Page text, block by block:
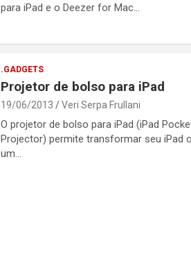
para iPad e o Deezer for Mac…
.GADGETS
Projetor de bolso para iPad
19/06/2013 Veri Serpa Frullani
O projetor de bolso para iPad (iPad
Projector) permite transformar seu iPad
um…